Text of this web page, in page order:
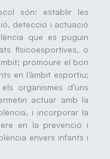
són: establir les
detecció i actuació
que es puguin
fisicoesportives, o
promoure el bon
en l’àmbit esportiu;
organismes d’uns
actuar amb la
i incorporar la
en la prevenció i
envers infants i